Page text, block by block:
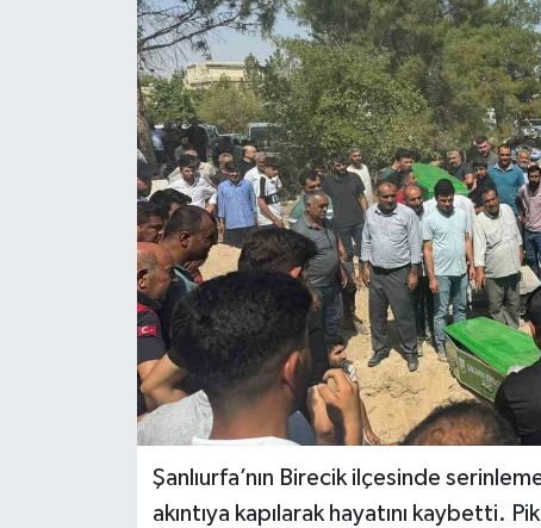
Şanlıurfa’nın Birecik ilçesinde
akıntıya kapılarak hayatını kaybetti.
MERKEZ
RESMİ İLANLAR
SAĞLIK
SİYASET
SOLHAN
YAYLADERE